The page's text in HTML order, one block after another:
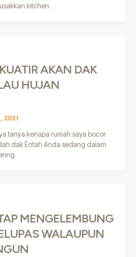
kitchen
AKAN DAK
HUJAN
2021
tanya kenapa rumah saya bocor
dak Entah Anda sedang dalam
MENGELEMBUNG
WALAUPUN